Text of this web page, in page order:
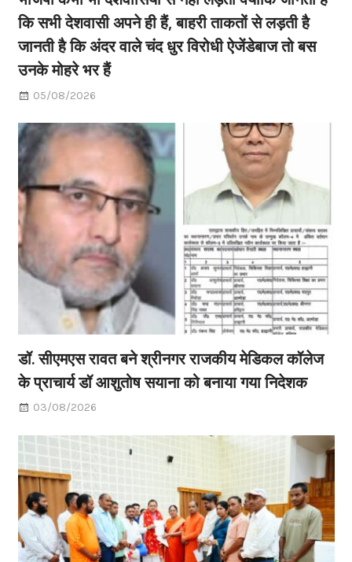
कि सभी देशवासी अपने ही हैं, बाहरी ताकतों से लड़ती है
जानती है कि अंदर वाले चंद धुर विरोधी ऐजेंडेबाज तो बस
उनके मोहरे भर हैं
05/08/2026
डॉ. सीएमएस रावत बने श्रीनगर राजकीय मेडिकल कॉलेज
के प्राचार्य डॉ आशुतोष सयाना को बनाया गया निदेशक
03/08/2026